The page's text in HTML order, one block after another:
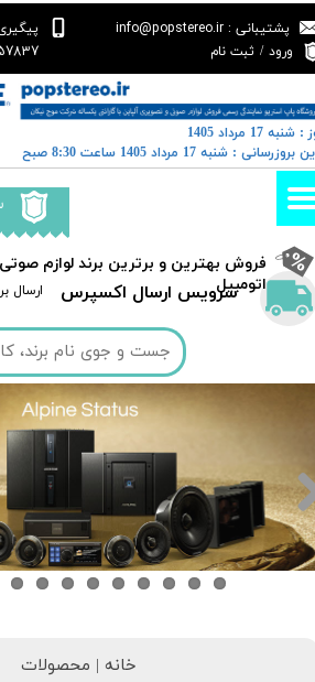
سرویس ارسال اکسپرس ​​ارسال
پشتیبانی : info@popstereo.ir
ورود / ثبت نام
حساب کاربری من
تغییر گذر واژه
سفارشات
خروج از حساب کاربری
​فروش بهترین و برترین برند لوازم
اتومبیل​​​​​​​
17 مرداد 1405
: شنبه 17 مرداد 1405 ساعت 8:30 صبح
خانه | محصولات